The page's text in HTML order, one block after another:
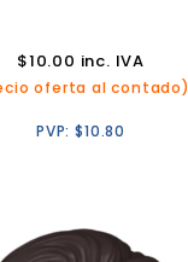
$10.00 inc. IVA
oferta al contado)
PVP:$10.80